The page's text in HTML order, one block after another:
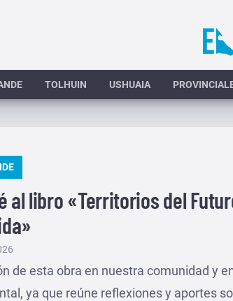
TOLHUIN USHUAIA
al libro «Territorios del
de esta obra en nuestra comunidad y
ya que reúne reflexiones y aportes